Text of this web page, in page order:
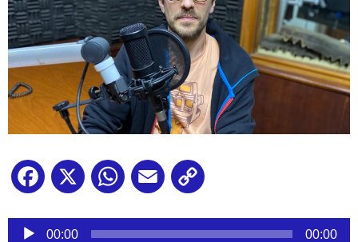
Facebook
X WhatsApp
Email
Reproductor
00:00 00:00